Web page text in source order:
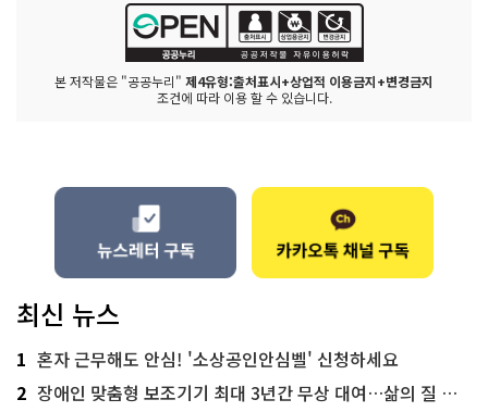
본 저작물은 "공공누리" 제4유형:출처표시+상업적 이용금지+변경금지
조건에 따라 이용 할 수 있습니다.
최신 뉴스
1 혼자 근무해도 안심! '소상공인안심벨' 신청하세요
2 장애인 맞춤형 보조기기 최대 3년간 무상 대여…삶의 질 높인다